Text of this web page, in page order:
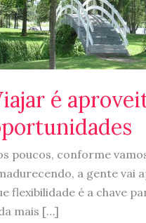
é
poucos, conforme
a gente vai
flexibilidade é a chave
mais […]